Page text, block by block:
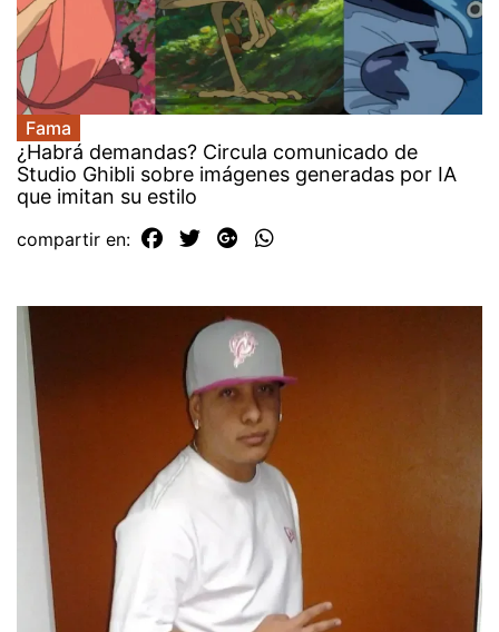
Fama
¿Habrá demandas? Circula comunicado de
Studio Ghibli sobre imágenes generadas por IA
que imitan su estilo
compartir en: